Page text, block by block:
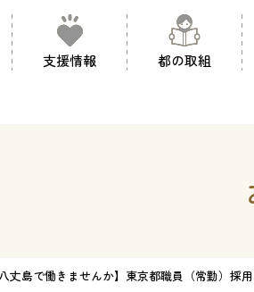
支援情報 都の取組
丈島で働きませんか】東京都職員（常勤）採